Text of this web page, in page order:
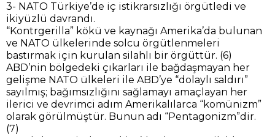
3- NATO Türkiye’de iç istikrarsızlığı örgütledi ve
ikiyüzlü davrandı.
“Kontrgerilla” kökü ve kaynağı Amerika’da bulunan
ve NATO ülkelerinde solcu örgütlenmeleri
bastırmak için kurulan silahlı bir örgüttür. (6)
ABD’nin bölgedeki çıkarları ile bağdaşmayan her
gelişme NATO ülkeleri ile ABD’ye “dolaylı saldırı”
sayılmış; bağımsızlığını sağlamayı amaçlayan her
ilerici ve devrimci adım Amerikalılarca “komünizm”
olarak görülmüştür. Bunun adı “Pentagonizm”dir.
(7)